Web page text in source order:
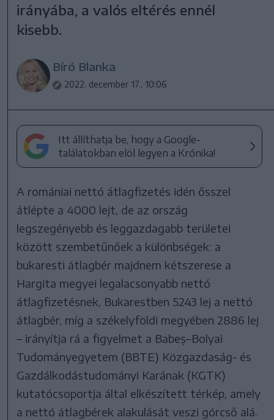
irányába, a valós eltérés ennél
kisebb.
Bíró Blanka
2022. december 17., 10:06
Itt állíthatja be, hogy a Google-
találatokban elöl legyen a Krónika!
A romániai nettó átlagfizetés idén ősszel
átlépte a 4000 lejt, de az ország
legszegényebb és leggazdagabb területei
között szembetűnőek a különbségek: a
bukaresti átlagbér majdnem kétszerese a
Hargita megyei legalacsonyabb nettó
átlagfizetésnek, Bukarestben 5243 lej a nettó
átlagbér, míg a székelyföldi megyében 2886 lej
– irányítja rá a figyelmet a Babeș–Bolyai
Tudományegyetem (BBTE) Közgazdaság- és
Gazdálkodástudományi Karának (KGTK)
kutatócsoportja által elkészített térkép, amely
a nettó átlagbérek alakulását veszi górcső alá.